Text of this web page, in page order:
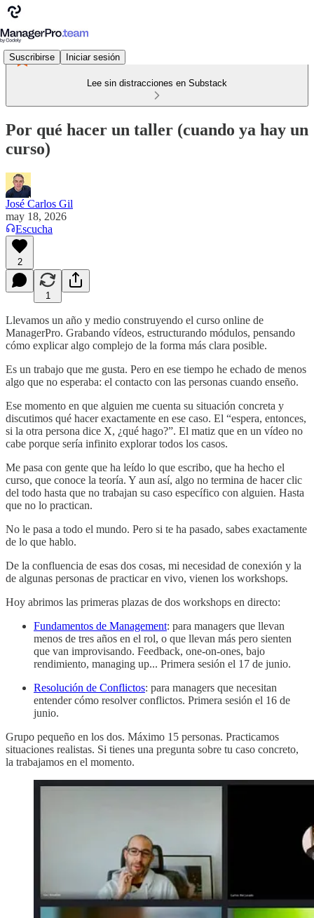
Suscribirse Iniciar sesión
Lee sin distracciones en Substack
Por qué hacer un taller (cuando ya hay un
curso)
José Carlos Gil
may 18, 2026
Escucha
2
1
Llevamos un año y medio construyendo el curso online de
ManagerPro. Grabando vídeos, estructurando módulos, pensando
cómo explicar algo complejo de la forma más clara posible.
Es un trabajo que me gusta. Pero en ese tiempo he echado de menos
algo que no esperaba: el contacto con las personas cuando enseño.
Ese momento en que alguien me cuenta su situación concreta y
discutimos qué hacer exactamente en ese caso. El “espera, entonces,
si la otra persona dice X, ¿qué hago?”. El matiz que en un vídeo no
cabe porque sería infinito explorar todos los casos.
Me pasa con gente que ha leído lo que escribo, que ha hecho el
curso, que conoce la teoría. Y aun así, algo no termina de hacer clic
del todo hasta que no trabajan su caso específico con alguien. Hasta
que no lo practican.
No le pasa a todo el mundo. Pero si te ha pasado, sabes exactamente
de lo que hablo.
De la confluencia de esas dos cosas, mi necesidad de conexión y la
de algunas personas de practicar en vivo, vienen los workshops.
Hoy abrimos las primeras plazas de dos workshops en directo:
Fundamentos de Management: para managers que llevan
menos de tres años en el rol, o que llevan más pero sienten
que van improvisando. Feedback, one-on-ones, bajo
rendimiento, managing up... Primera sesión el 17 de junio.
Resolución de Conflictos: para managers que necesitan
entender cómo resolver conflictos. Primera sesión el 16 de
junio.
Grupo pequeño en los dos. Máximo 15 personas. Practicamos
situaciones realistas. Si tienes una pregunta sobre tu caso concreto,
la trabajamos en el momento.